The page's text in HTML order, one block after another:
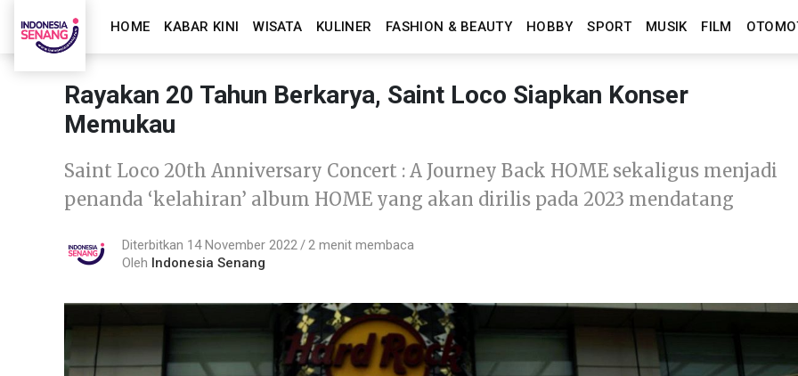
HOME KABAR KINI WISATA KULINER FASHION & BEAUTY HOBBY SPORT MUSIK FILM
Rayakan 20 Tahun Berkarya, Saint Loco Siapkan Konser
Memukau
Saint Loco 20th Anniversary Concert : A Journey Back HOME sekaligus menjadi
penanda ‘kelahiran’ album HOME yang akan dirilis pada 2023 mendatang
Diterbitkan 14 November 2022
2 menit membaca
Oleh Indonesia Senang